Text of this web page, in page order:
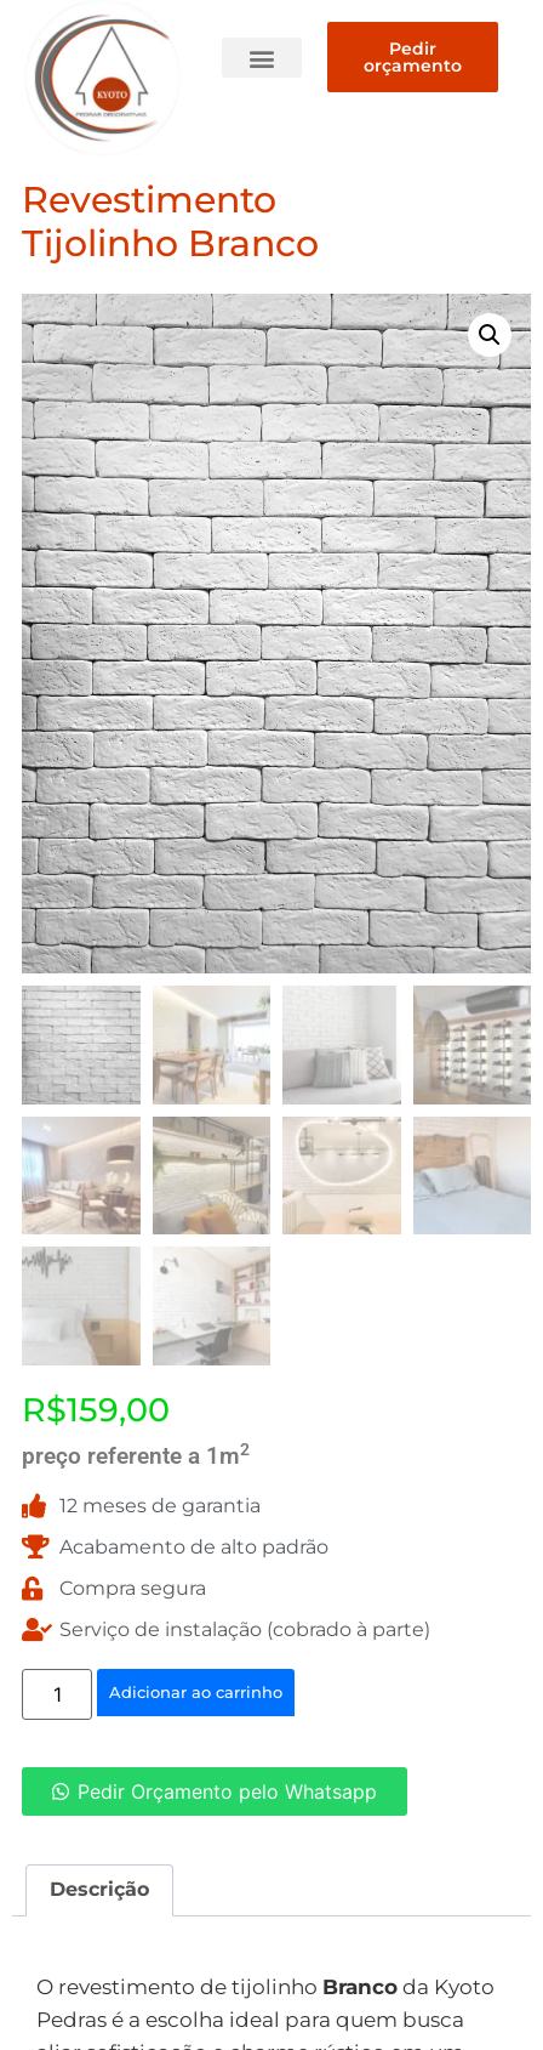
Pedir
orçamento
Revestimento
Tijolinho Branco
R$159,00
preço referente a 1m2
12 meses de garantia
Acabamento de alto padrão
Compra segura
Serviço de instalação (cobrado à parte)
Adicionar ao carrinho
Pedir Orçamento pelo Whatsapp
Descrição
O revestimento de tijolinho Branco da Kyoto
Pedras é a escolha ideal para quem busca